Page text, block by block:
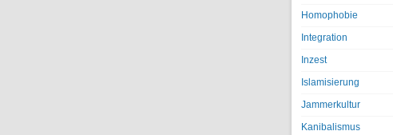
Homophobie
Integration
Inzest
Islamisierung
Jammerkultur
Kanibalismus